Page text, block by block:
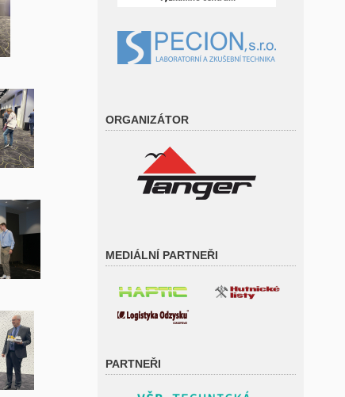
ORGANIZÁTOR
MEDIÁLNÍ PARTNEŘI
PARTNEŘI